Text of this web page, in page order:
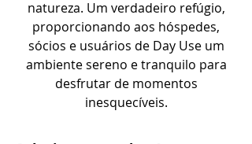
natureza. Um verdadeiro refúgio,
proporcionando aos hóspedes,
sócios e usuários de Day Use um
ambiente sereno e tranquilo para
desfrutar de momentos
inesquecíveis.